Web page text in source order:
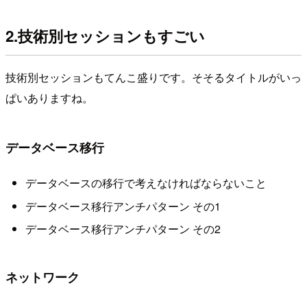
2.技術別セッションもすごい
技術別セッションもてんこ盛りです。そそるタイトルがいっ
ぱいありますね。
データベース移行
データベースの移行で考えなければならないこと
データベース移行アンチパターン その1
データベース移行アンチパターン その2
ネットワーク